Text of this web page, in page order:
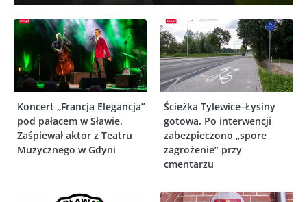
Koncert „Francja Elegancja”
pod pałacem w Sławie.
Zaśpiewał aktor z Teatru
Muzycznego w Gdyni
Ścieżka Tylewice–Łysiny
gotowa. Po interwencji
zabezpieczono „spore
zagrożenie” przy
cmentarzu